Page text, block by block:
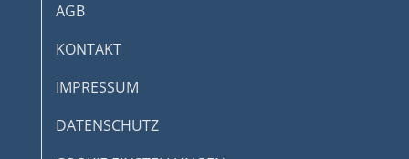
AGB
KONTAKT
IMPRESSUM
DATENSCHUTZ